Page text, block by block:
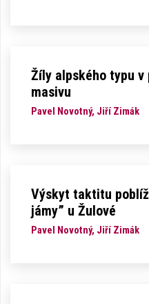
Žíly alpského typu
masivu
Pavel Novotný, Jiří Zimák
Výskyt taktitu
jámy” u Žulové
Pavel Novotný, Jiří Zimák